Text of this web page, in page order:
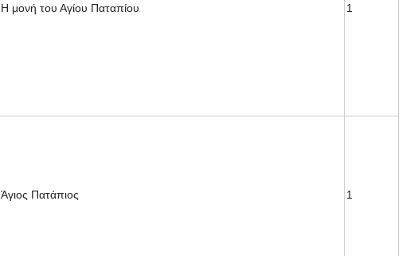
Η μονή του Αγίου Παταπίου 1
Άγιος Πατάπιος 1